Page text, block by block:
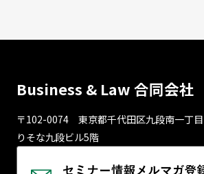
Business & Law 合同会社
〒102-0074 東京都千代⽥区九段南⼀丁
りそな九段ビル5階